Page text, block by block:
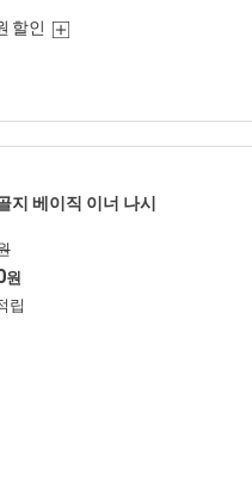
할인
지 베이직 이너 나시
원
립